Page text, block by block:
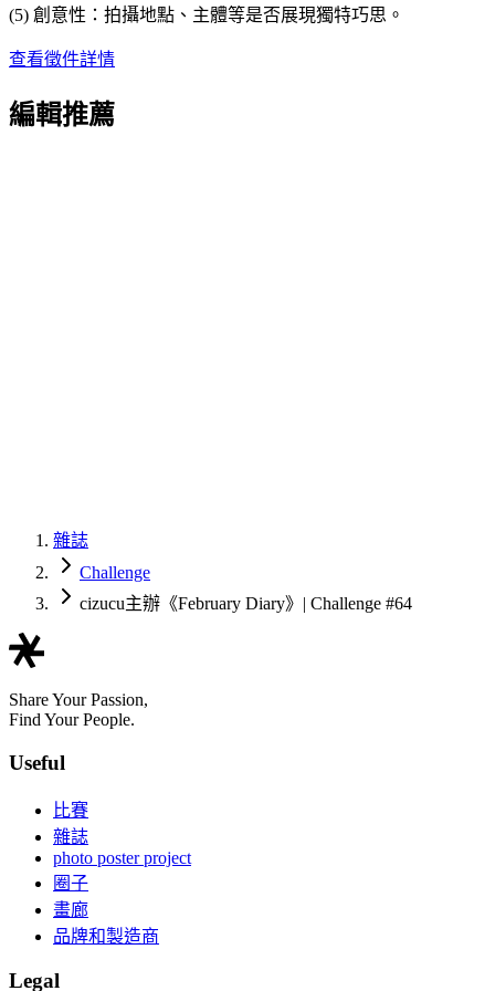
(5) 創意性：拍攝地點、主體等是否展現獨特巧思。
查看徵件詳情
編輯推薦
雜誌
Challenge
cizucu主辦《February Diary》| Challenge #64
Share Your Passion,
Find Your People.
Useful
比賽
雜誌
photo poster project
圈子
畫廊
品牌和製造商
Legal